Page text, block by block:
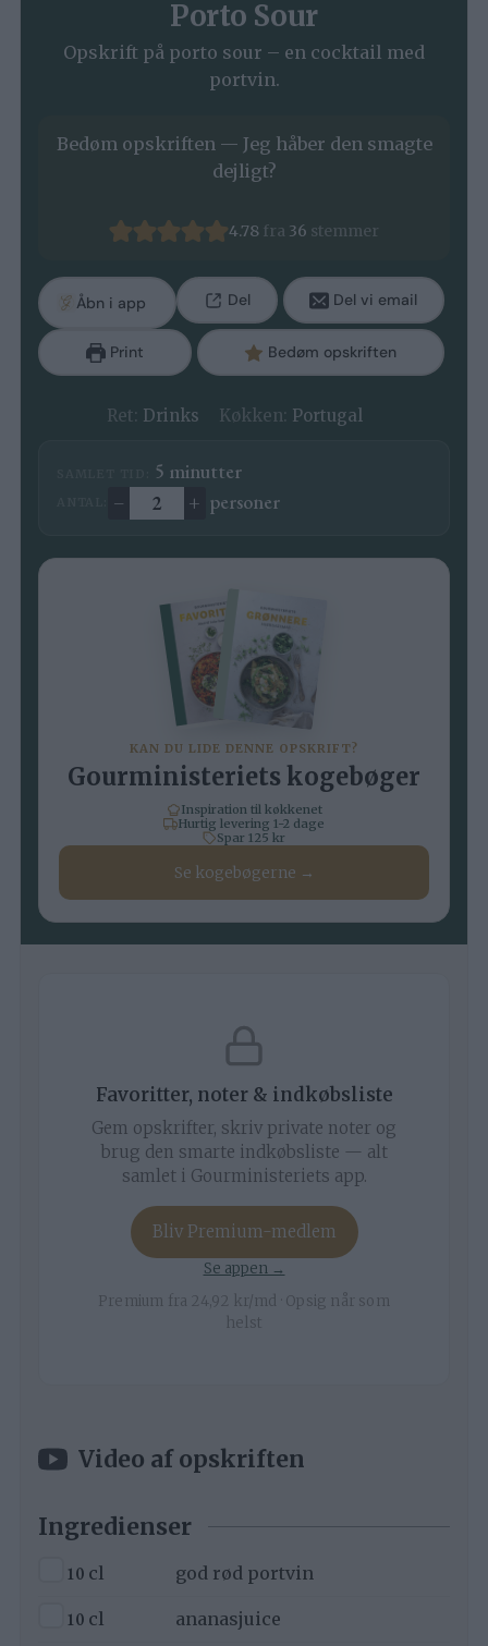
Porto Sour
Opskrift på porto sour – en cocktail med
portvin.
Bedøm opskriften — Jeg håber den smagte
dejligt?
4.78 fra 36 stemmer
Åbn i app Del Del vi email
Print Bedøm opskriften
Ret: Drinks Køkken: Portugal
5minutter
minutter
Ændre antal
– + personer
KAN DU LIDE DENNE OPSKRIFT?
Gourministeriets kogebøger
Inspiration til køkkenet
Hurtig levering 1-2 dage
Spar 125 kr
Se kogebøgerne →
Favoritter, noter & indkøbsliste
Gem opskrifter, skriv private noter og
brug den smarte indkøbsliste — alt
samlet i Gourministeriets app.
Bliv Premium-medlem
Se appen →
Premium fra 24,92 kr/md · Opsig når som
helst
Video af opskriften
Ingredienser
▢
10 cl
god rød portvin
▢
10 cl ananasjuice